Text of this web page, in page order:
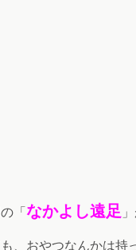
「なかよし遠足
、おやつなんかは持